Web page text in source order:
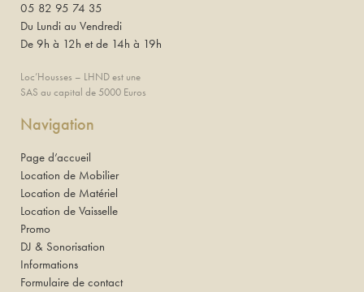
05 82 95 74 35
Du Lundi au Vendredi
De 9h à 12h et de 14h à 19h
Loc’Housses – LHND est une
SAS au capital de 5000 Euros
Navigation
Page d’accueil
Location de Mobilier
Location de Matériel
Location de Vaisselle
Promo
DJ & Sonorisation
Informations
Formulaire de contact